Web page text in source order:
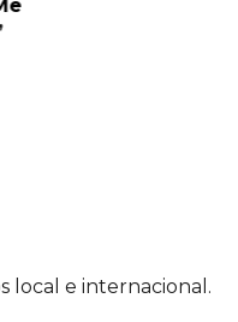
local e internacional.